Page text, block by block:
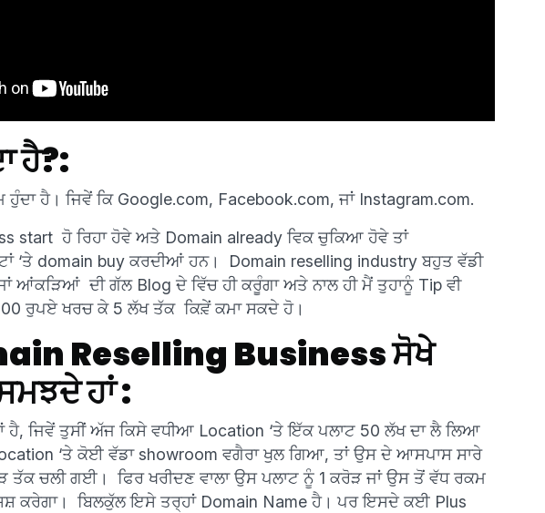
ਹੈ?:
ਹੈ। ਜਿਵੇਂ ਕਿ Google.com, Facebook.com, ਜਾਂ Instagram.com.
start ਹੋ ਰਿਹਾ ਹੋਵੇ ਅਤੇ Domain already ਵਿਕ ਚੁਕਿਆ ਹੋਵੇ ਤਾਂ
‘ਤੇ domain buy ਕਰਦੀਆਂ ਹਨ। Domain reselling industry ਬਹੁਤ ਵੱਡੀ
ਆਂਕੜਿਆਂ ਦੀ ਗੱਲ Blog ਦੇ ਵਿੱਚ ਹੀ ਕਰੂੰਗਾ ਅਤੇ ਨਾਲ ਹੀ ਮੈਂ ਤੁਹਾਨੂੰ Tip ਵੀ
ਰੁਪਏ ਖਰਚ ਕੇ 5 ਲੱਖ ਤੱਕ ਕਿਵ਼ੇਂ ਕਮਾ ਸਕਦੇ ਹੋ।
Reselling Business ਸੋਖੇ
ਹਾਂ :
ਜਿਵੇਂ ਤੁਸੀਂ ਅੱਜ ਕਿਸੇ ਵਧੀਆ Location ‘ਤੇ ਇੱਕ ਪਲਾਟ 50 ਲੱਖ ਦਾ ਲੈ ਲਿਆ
‘ਤੇ ਕੋਈ ਵੱਡਾ showroom ਵਗੈਰਾ ਖੁਲ ਗਿਆ, ਤਾਂ ਉਸ ਦੇ ਆਸਪਾਸ ਸਾਰੇ
ਤੱਕ ਚਲੀ ਗਈ। ਫਿਰ ਖਰੀਦਣ ਵਾਲਾ ਉਸ ਪਲਾਟ ਨੂੰ 1 ਕਰੋੜ ਜਾਂ ਉਸ ਤੋਂ ਵੱਧ ਰਕਮ
ਕਰੇਗਾ। ਬਿਲਕੁੱਲ ਇਸੇ ਤਰ੍ਹਾਂ Domain Name ਹੈ। ਪਰ ਇਸਦੇ ਕਈ Plus